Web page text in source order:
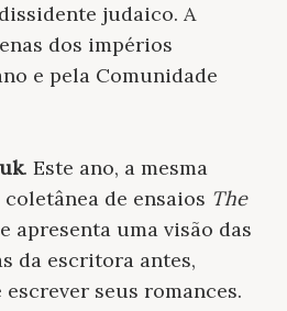
judaico. A
dos impérios
e pela Comunidade
. Este ano, a mesma
de ensaios The
apresenta uma visão das
da escritora antes,
seus romances.